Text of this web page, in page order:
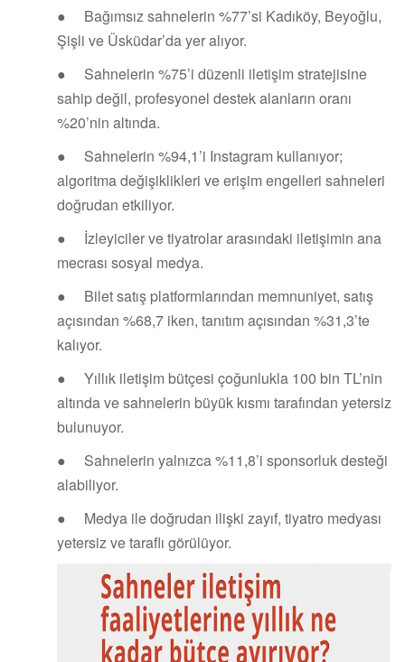
● Bağımsız sahnelerin %77’si Kadıköy, Beyoğlu,
Şişli ve Üsküdar’da yer alıyor.
● Sahnelerin %75’i düzenli iletişim stratejisine
sahip değil, profesyonel destek alanların oranı
%20’nin altında.
● Sahnelerin %94,1’i Instagram kullanıyor;
algoritma değişiklikleri ve erişim engelleri sahneleri
doğrudan etkiliyor.
● İzleyiciler ve tiyatrolar arasındaki iletişimin ana
mecrası sosyal medya.
● Bilet satış platformlarından memnuniyet, satış
açısından %68,7 iken, tanıtım açısından %31,3’te
kalıyor.
● Yıllık iletişim bütçesi çoğunlukla 100 bin TL’nin
altında ve sahnelerin büyük kısmı tarafından yetersiz
bulunuyor.
● Sahnelerin yalnızca %11,8’i sponsorluk desteği
alabiliyor.
● Medya ile doğrudan ilişki zayıf, tiyatro medyası
yetersiz ve taraflı görülüyor.